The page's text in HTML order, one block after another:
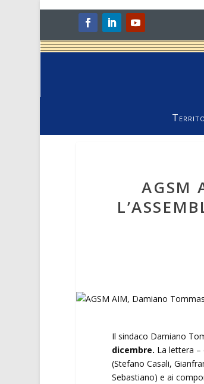
AGSM
Il sindaco Damiano
dicembre. La lettera
(Stefano Casali,
Sebastiano) e ai